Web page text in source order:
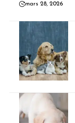
mars 28, 2026